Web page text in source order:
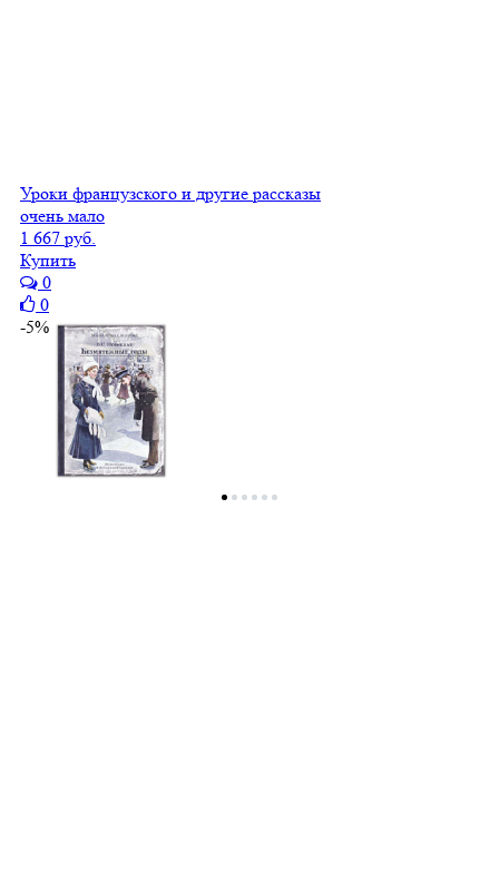
Уроки французского и другие рассказы
очень мало
1 667 руб.
Купить
0
0
-5%